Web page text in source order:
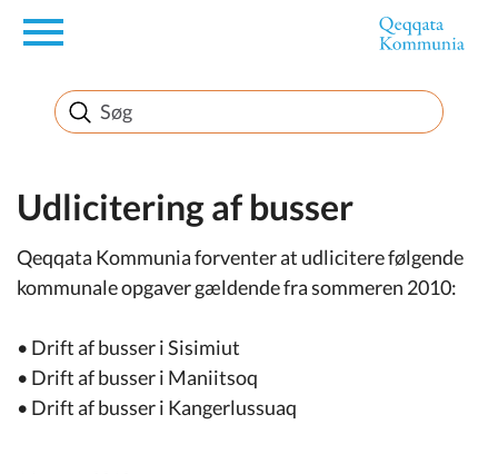
en
Borger
Erhverv
Politik
Turisme
Udlicitering af busser
Qeqqata Kommunia forventer at udlicitere følgende
kommunale opgaver gældende fra sommeren 2010:
• Drift af busser i Sisimiut
• Drift af busser i Maniitsoq
• Drift af busser i Kangerlussuaq